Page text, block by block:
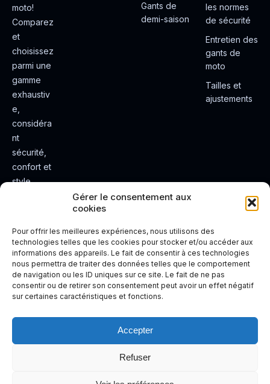
Gérer le consentement aux
cookies
Pour offrir les meilleures expériences, nous utilisons des
technologies telles que les cookies pour stocker et/ou accéder aux
informations des appareils. Le fait de consentir à ces technologies
nous permettra de traiter des données telles que le comportement
de navigation ou les ID uniques sur ce site. Le fait de ne pas
consentir ou de retirer son consentement peut avoir un effet négatif
sur certaines caractéristiques et fonctions.
Accepter
Refuser
moto!
Comparez
et
choisissez
parmi une
gamme
exhaustiv
e,
considéra
nt
sécurité,
confort et
style.
e de
conduite
plus sûre
et plus
agréable.
Gants de
demi-saison
les normes
de sécurité
Entretien des
gants de
moto
Tailles et
ajustements